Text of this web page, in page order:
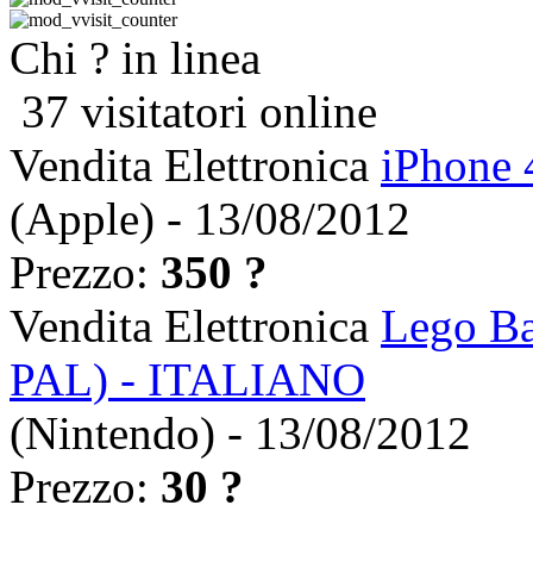
Chi ? in linea
37 visitatori online
Vendita Elettronica iPhone
(Apple) - 13/08/2012
Prezzo: 350 ?
Vendita Elettronica Lego
PAL) - ITALIANO
(Nintendo) - 13/08/2012
Prezzo: 30 ?